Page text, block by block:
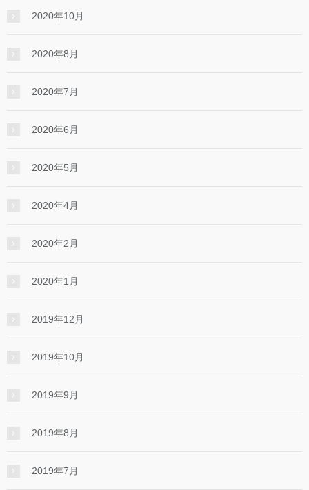
2020年10月
2020年8月
2020年7月
2020年6月
2020年5月
2020年4月
2020年2月
2020年1月
2019年12月
2019年10月
2019年9月
2019年8月
2019年7月